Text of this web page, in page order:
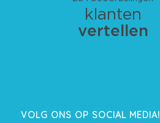
VOLG ONS OP SOCIAL MEDIA!